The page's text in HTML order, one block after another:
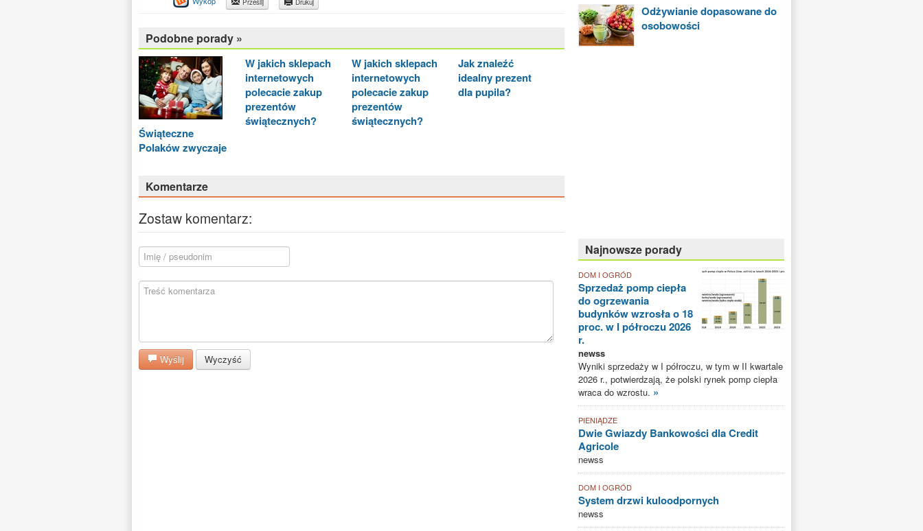
Prześlij Drukuj
Podobne porady »
Świąteczne
Polaków zwyczaje
W jakich sklepach
internetowych
polecacie zakup
prezentów
świątecznych?
W jakich sklepach
internetowych
polecacie zakup
prezentów
świątecznych?
Jak znaleźć
idealny prezent
dla pupila?
Komentarze
Zostaw komentarz:
Wyślij Wyczyść
Odżywianie dopasowane do
osobowości
Najnowsze porady
DOM I OGRÓD
Sprzedaż pomp ciepła
do ogrzewania
budynków wzrosła o 18
proc. w I półroczu 2026
r.
newss
Wyniki sprzedaży w I półroczu, w tym w II kwartale
2026 r., potwierdzają, że polski rynek pomp ciepła
wraca do wzrostu. »
PIENIĄDZE
Dwie Gwiazdy Bankowości dla Credit
Agricole
newss
DOM I OGRÓD
System drzwi kuloodpornych
newss